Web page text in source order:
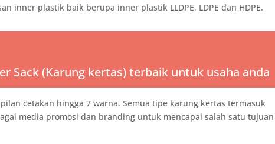
inner plastik baik berupa inner plastik LLDPE, LDPE dan HDPE.
Sack (Karung kertas) terbaik untuk usaha anda
cetakan hingga 7 warna. Semua tipe karung kertas termasuk
media promosi dan branding untuk mencapai salah satu tujuan